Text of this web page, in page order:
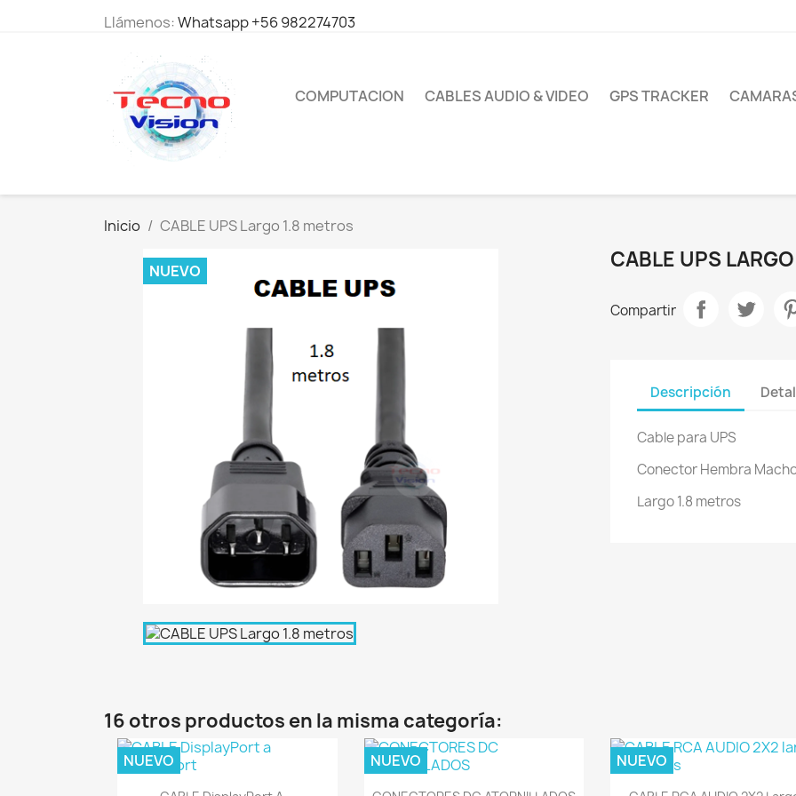
Llámenos:Whatsapp +56 982274703
COMPUTACION CABLES AUDIO & VIDEO GPS TRACKER
Inicio CABLE UPS Largo 1.8 metros
NUEVO CABLE UPS
Compartir
Descripción
Cable para UPS
Conector Hembra
Largo 1.8 metros
16 otros productos en la misma categoría:
Vista rápida
NUEVO
Vista rápida
NUEVO
Vista rápida
NUEVO